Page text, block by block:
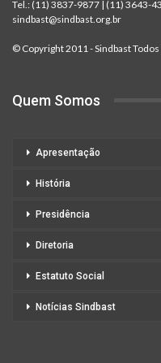
Tel.: (11) 3837-9877 | (11) 3643-
sindbast@sindbast.org.br
© Copyright 2011 - Sindbast
Quem Somos
Apresentação
História
Presidência
Diretoria
Estatuto Social
Notícias Sindbast